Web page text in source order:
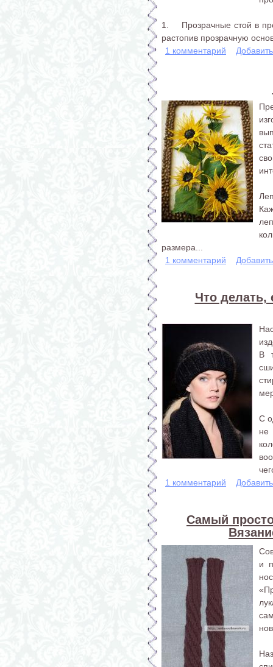
1. Прозрачные стой в
растопив прозрачную
1 комментарий
размера...
1 комментарий
Что делать,
В
С
не
1 комментарий
Самый
и